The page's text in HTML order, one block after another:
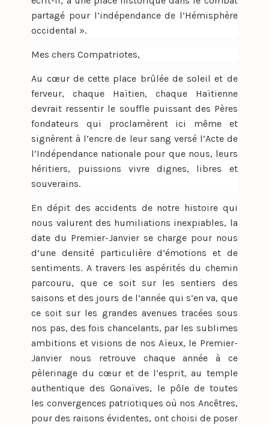
partagé pour l’indépendance de l’Hémisphère
occidental ».
Mes chers Compatriotes,
Au cœur de cette place brûlée de soleil et de
ferveur, chaque Haïtien, chaque Haïtienne
devrait ressentir le souffle puissant des Pères
fondateurs qui proclamèrent ici même et
signèrent à l’encre de leur sang versé l’Acte de
l’Indépendance nationale pour que nous, leurs
héritiers, puissions vivre dignes, libres et
souverains.
En dépit des accidents de notre histoire qui
nous valurent des humiliations inexpiables, la
date du Premier-Janvier se charge pour nous
d’une densité particulière d’émotions et de
sentiments. A travers les aspérités du chemin
parcouru, que ce soit sur les sentiers des
saisons et des jours de l’année qui s’en va, que
ce soit sur les grandes avenues tracées sous
nos pas, des fois chancelants, par les sublimes
ambitions et visions de nos Aïeux, le Premier-
Janvier nous retrouve chaque année à ce
pèlerinage du cœur et de l’esprit, au temple
authentique des Gonaïves, le pôle de toutes
les convergences patriotiques où nos Ancêtres,
pour des raisons évidentes, ont choisi de poser